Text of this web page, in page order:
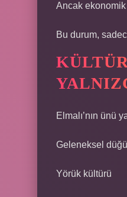
Ancak ekonomik
Bu durum,
Elmalı’nın ünü
Geleneksel
Yörük kültürü